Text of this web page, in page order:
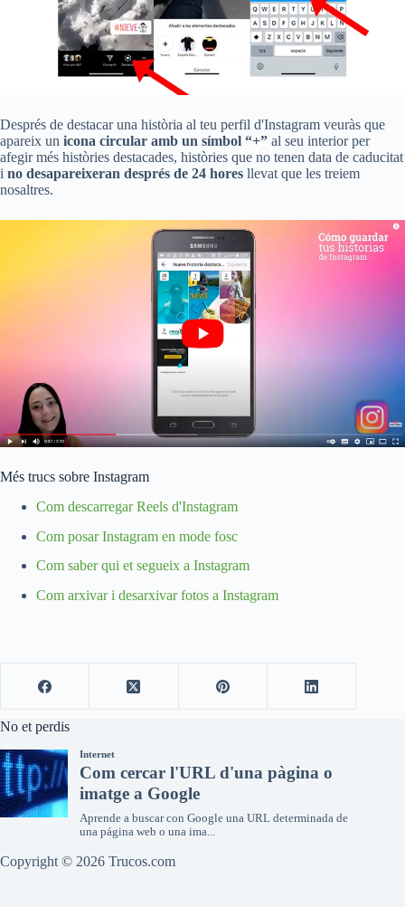
Després de destacar una història al teu perfil d'Instagram veuràs que
apareix un icona circular amb un símbol “+” al seu interior per
afegir més històries destacades, històries que no tenen data de caducitat
i no desapareixeran després de 24 hores llevat que les treiem
nosaltres.
Més trucs sobre Instagram
Com descarregar Reels d'Instagram
Com posar Instagram en mode fosc
Com saber qui et segueix a Instagram
Com arxivar i desarxivar fotos a Instagram
No et perdis
Copyright © 2026 Trucos.com